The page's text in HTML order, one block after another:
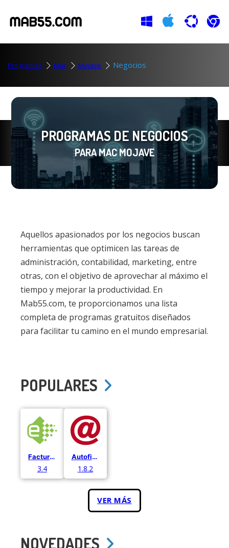
Programas Mac Mojave Negocios
PROGRAMAS DE NEGOCIOS
PARA MAC MOJAVE
Aquellos apasionados por los negocios buscan
herramientas que optimicen las tareas de
administración, contabilidad, marketing, entre
otras, con el objetivo de aprovechar al máximo el
tiempo y mejorar la productividad. En
Mab55.com, te proporcionamos una lista
completa de programas gratuitos diseñados
para facilitar tu camino en el mundo empresarial.
POPULARES
VER MÁS
Facturae
3.4
Autofirma
1.8.2
NOVEDADES